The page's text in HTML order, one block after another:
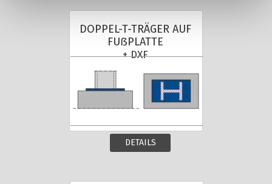
DETAILS
DOPPEL-T-TRÄGER AUF
FUẞPLATTE
+ DXF